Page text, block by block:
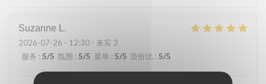
Suzanne L
2026-07-26 - 12:30 - 来宾 2
服务 : 5/5 氛围 : 5/5 菜单 : 5/5 质价比 : 5/5